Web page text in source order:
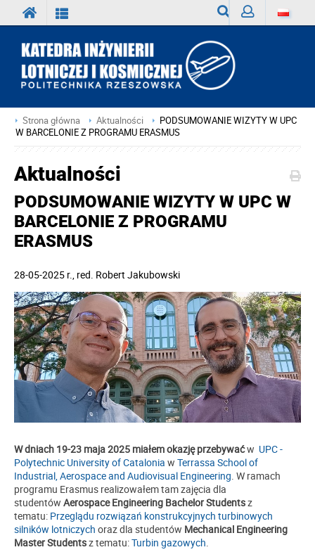
Strona główna Aktualności
PODSUMOWANIE WIZYTY W UPC
W BARCELONIE Z PROGRAMU ERASMUS
Aktualności
PODSUMOWANIE WIZYTY W UPC W
BARCELONIE Z PROGRAMU
ERASMUS
28-05-2025 r. , red. Robert Jakubowski
W dniach 19-23 maja 2025 miałem okazję przebywaćw UPC -
Polytechnic University of Catalonia w Terrassa School of
Industrial, Aerospace and Audiovisual Engineering. W ramach
programu Erasmus realizowałem tam zajęcia dla
studentów Aerospace Engineering Bachelor Studentsz
tematu: Przeglądu rozwiązań konstrukcyjnych turbinowych
silników lotniczych oraz dla studentów Mechanical Engineering
Master Studentsz tematu:Turbin gazowych.